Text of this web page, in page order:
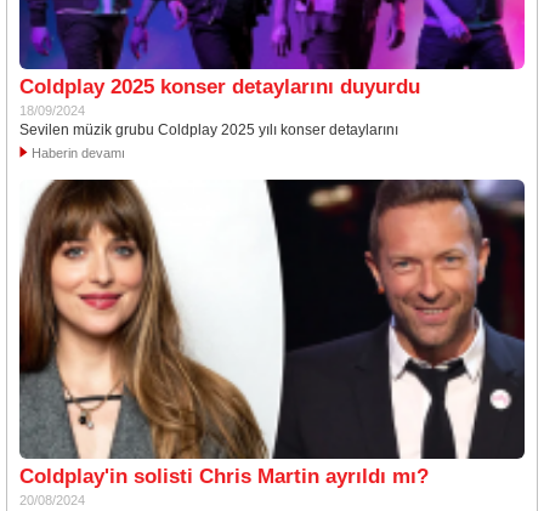
Coldplay 2025 konser detaylarını duyurdu
18/09/2024
Sevilen müzik grubu Coldplay 2025 yılı konser detaylarını
Haberin devamı
Coldplay'in solisti Chris Martin ayrıldı mı?
20/08/2024